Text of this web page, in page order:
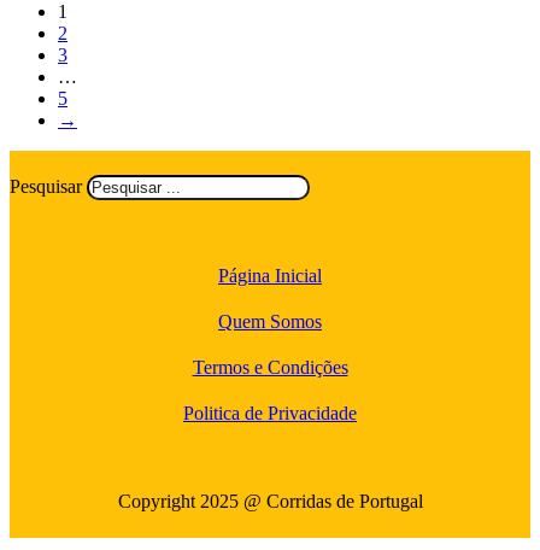
1
2
3
…
5
→
Pesquisar
Página Inicial
Quem Somos
Termos e Condições
Politica de Privacidade
Copyright 2025 @ Corridas de Portugal